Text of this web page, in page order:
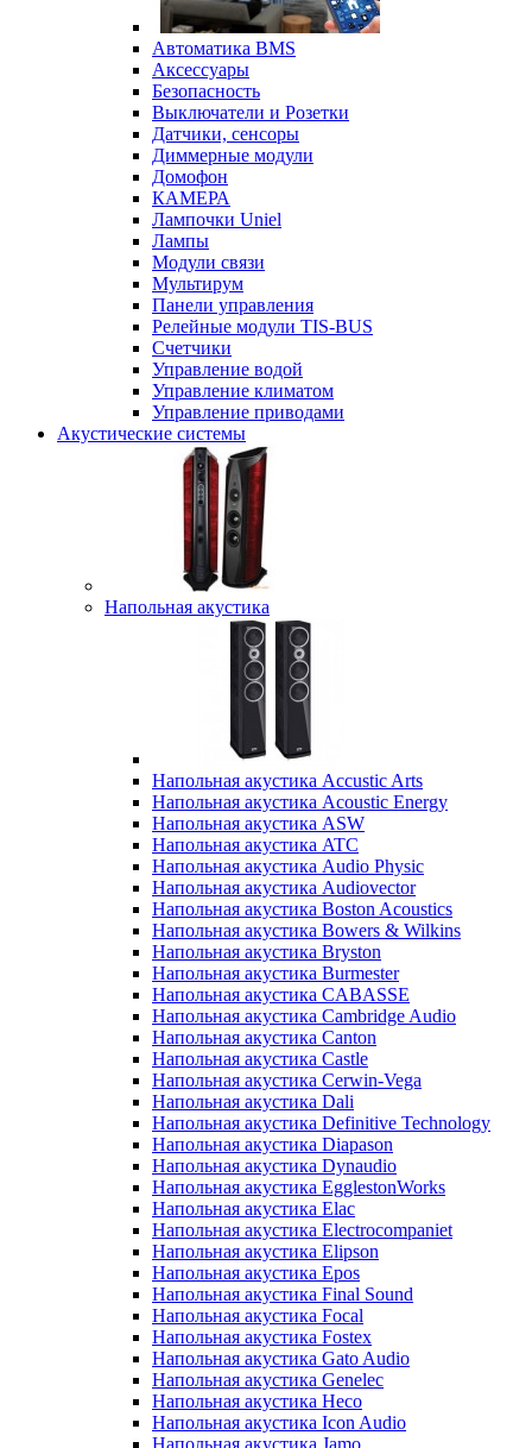
Автоматика BMS
Аксессуары
Безопасность
Выключатели и Розетки
Датчики, сенсоры
Диммерные модули
Домофон
КАМЕРА
Лампочки Uniel
Лампы
Модули связи
Мультирум
Панели управления
Релейные модули TIS-BUS
Счетчики
Управление водой
Управление климатом
Управление приводами
Акустические системы
Напольная акустика
Напольная акустика Accustic Arts
Напольная акустика Acoustic Energy
Напольная акустика ASW
Напольная акустика ATC
Напольная акустика Audio Physic
Напольная акустика Audiovector
Напольная акустика Boston Acoustics
Напольная акустика Bowers & Wilkins
Напольная акустика Bryston
Напольная акустика Burmester
Напольная акустика CABASSE
Напольная акустика Cambridge Audio
Напольная акустика Canton
Напольная акустика Castle
Напольная акустика Cerwin-Vega
Напольная акустика Dali
Напольная акустика Definitive Technology
Напольная акустика Diapason
Напольная акустика Dynaudio
Напольная акустика EgglestonWorks
Напольная акустика Elac
Напольная акустика Electrocompaniet
Напольная акустика Elipson
Напольная акустика Epos
Напольная акустика Final Sound
Напольная акустика Focal
Напольная акустика Fostex
Напольная акустика Gato Audio
Напольная акустика Genelec
Напольная акустика Heco
Напольная акустика Icon Audio